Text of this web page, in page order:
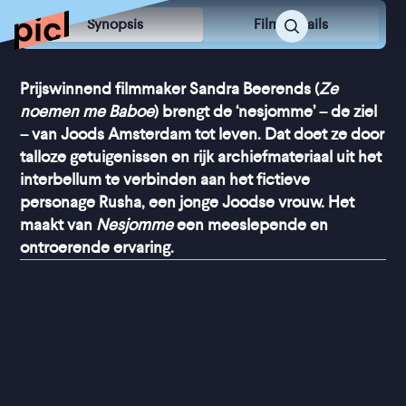
Synopsis Film Details
Prijswinnend filmmaker Sandra Beerends (Ze
noemen me Baboe) brengt de ‘nesjomme’ – de ziel
– van Joods Amsterdam tot leven. Dat doet ze door
talloze getuigenissen en rijk archiefmateriaal uit het
interbellum te verbinden aan het fictieve
personage Rusha, een jonge Joodse vrouw. Het
maakt van Nesjommeeen meeslepende en
ontroerende ervaring.